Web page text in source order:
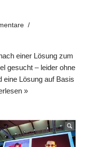
einer Lösung zum
gesucht – leider ohne
eine Lösung auf Basis
»